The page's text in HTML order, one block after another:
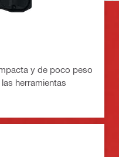
y de poco peso
herramientas